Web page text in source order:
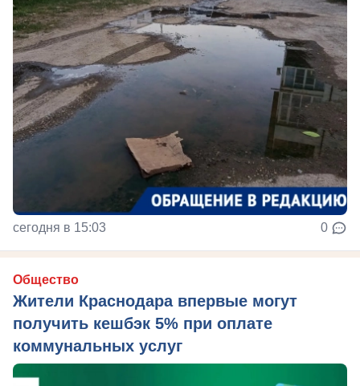
сегодня в 15:03 0
Общество
Жители Краснодара впервые могут
получить кешбэк 5% при оплате
коммунальных услуг